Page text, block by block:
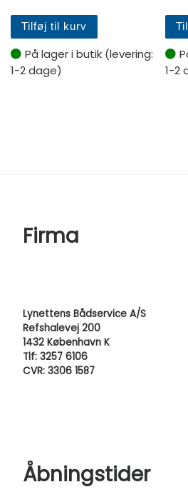
Tilføj til kurv
På lager i butik (levering:
1-2 dage)
1-2
Firma
Lynettens Bådservice A/S
Refshalevej 200
1432 København K
Tlf: 3257 6106
CVR: 3306 1587
Åbningstider